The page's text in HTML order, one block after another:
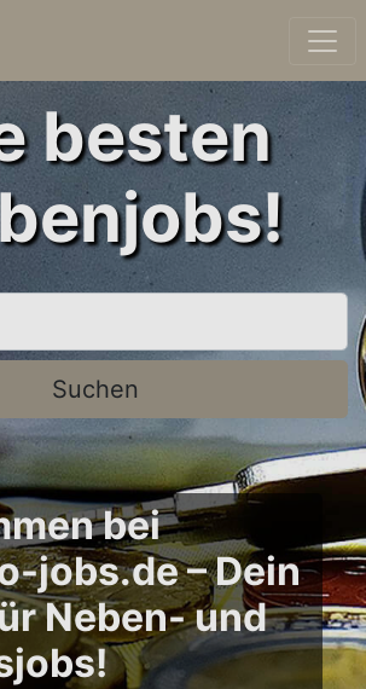
besten
Suchen
bei
jobs.de – Dein
Neben- und